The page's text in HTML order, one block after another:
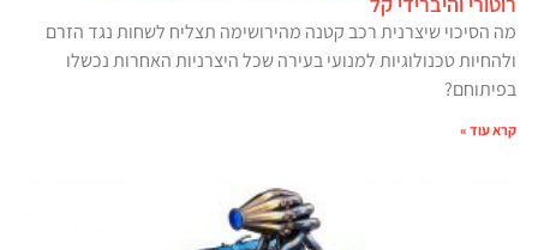
מה הסיכוי שיצרנית רכב קטנה מהירושימה תצליח לשחות נגד הזרם
ולהחיות טכנולוגיות למנועי בעירה שכל היצרניות האחרות נכשלו
בפיתוחם?
קרא עוד »